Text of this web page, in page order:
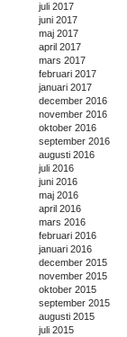
juli 2017
juni 2017
maj 2017
april 2017
mars 2017
februari 2017
januari 2017
december 2016
november 2016
oktober 2016
september 2016
augusti 2016
juli 2016
juni 2016
maj 2016
april 2016
mars 2016
februari 2016
januari 2016
december 2015
november 2015
oktober 2015
september 2015
augusti 2015
juli 2015